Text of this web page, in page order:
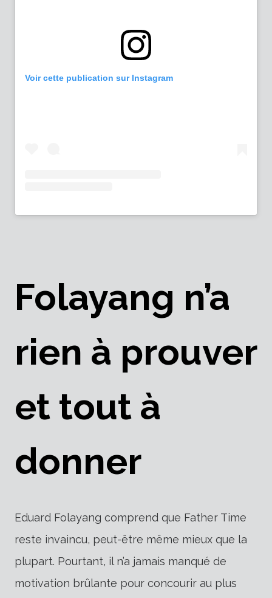
Voir cette publication sur Instagram
Folayang n’a
rien à prouver
et tout à
donner
Eduard Folayang comprend que Father Time
reste invaincu, peut-être même mieux que la
plupart. Pourtant, il n’a jamais manqué de
motivation brûlante pour concourir au plus